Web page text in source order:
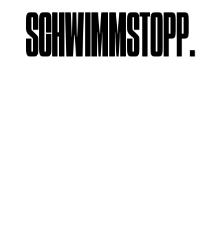
SCHWIMMSTOPP.